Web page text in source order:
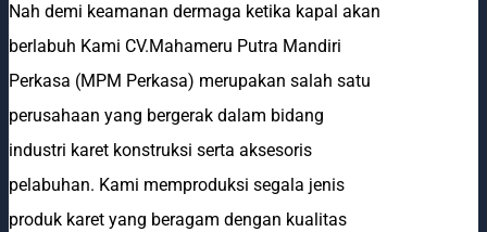
Nah demi keamanan dermaga ketika kapal akan
berlabuh Kami CV.Mahameru Putra Mandiri
Perkasa (MPM Perkasa) merupakan salah satu
perusahaan yang bergerak dalam bidang
industri karet konstruksi serta aksesoris
pelabuhan. Kami memproduksi segala jenis
produk karet yang beragam dengan kualitas